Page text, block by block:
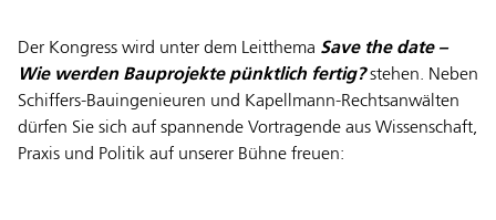
Der Kongress wird unter dem Leitthema Save the date –
Wie werden Bauprojekte pünktlich fertig? stehen. Neben
Schiffers-Bauingenieuren und Kapellmann-Rechtsanwälten
dürfen Sie sich auf spannende Vortragende aus Wissenschaft,
Praxis und Politik auf unserer Bühne freuen: